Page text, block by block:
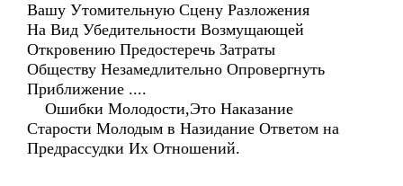
Вашу Утомительную Сцену Разложения
На Вид Убедительности Возмущающей
Откровению Предостеречь Затраты
Обществу Незамедлительно Опровергнуть
Приближение ....
Ошибки Молодости,Это Наказание
Старости Молодым в Назидание Ответом на
Предрассудки Их Отношений.